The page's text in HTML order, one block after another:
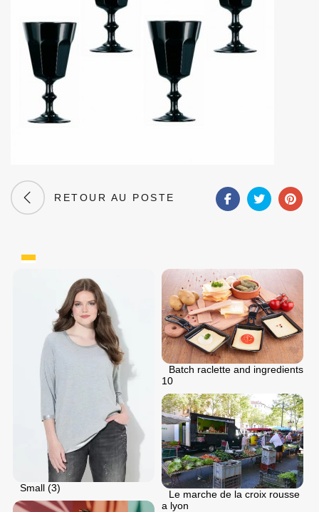
RETOUR AU POSTE
Small (3)
Batch raclette and ingredients
10
Le marche de la croix rousse
a lyon